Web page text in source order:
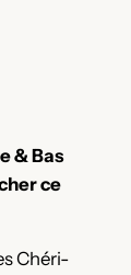
& Bas
ce
Chéri-